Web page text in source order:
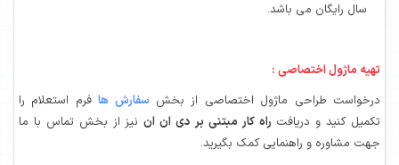
سال رایگان می باشد.
تهیه ماژول اختصاصی :
درخواست طراحی ماژول اختصاصی از بخش سفارش هافرم استعلام را
تکمیل کنید و دریافت راه کار مبتنی بر دی ان اننیز از بخش تماس با ما
جهت مشاوره و راهنمایی کمک بگیرید.